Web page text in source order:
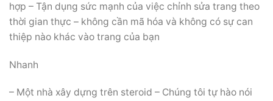
hợp – Tận dụng sức mạnh của việc chỉnh sửa trang theo
thời gian thực – không cần mã hóa và không có sự can
thiệp nào khác vào trang của bạn
Nhanh
– Một nhà xây dựng trên steroid – Chúng tôi tự hào nói